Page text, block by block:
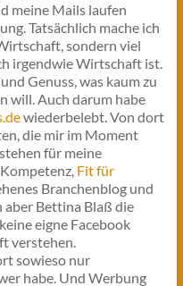
meine Mails laufen
Tatsächlich mache ich
sondern viel
irgendwie Wirtschaft ist.
Genuss, was kaum zu
will. Auch darum habe
wiederbelebt. Von dort
die mir im Moment
für meine
Fit für
Branchenblog und
aber Bettina Blaß die
eigne Facebook
verstehen.
sowieso nur
habe. Und Werbung